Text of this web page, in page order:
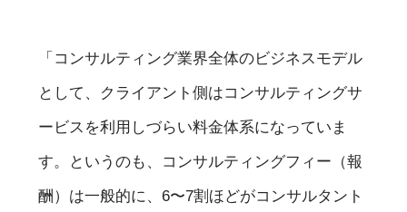
「コンサルティング業界全体のビジネスモデル
として、クライアント側はコンサルティングサ
ービスを利用しづらい料金体系になっていま
す。というのも、コンサルティングフィー（報
酬）は一般的に、6〜7割ほどがコンサルタント